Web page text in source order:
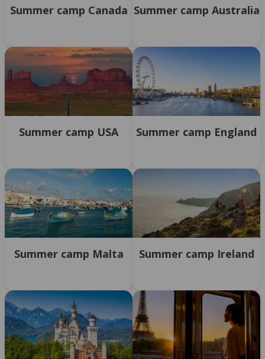
Summer camp Canada Summer camp Australia
Summer camp USA Summer camp England
Summer camp Malta Summer camp Ireland